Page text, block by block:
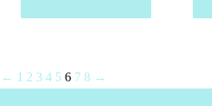
← 1 2 3 4 5 6 7 8 →